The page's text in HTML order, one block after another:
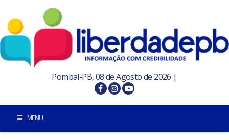
Pombal-PB, 08 de Agosto de 2026 |
MENU